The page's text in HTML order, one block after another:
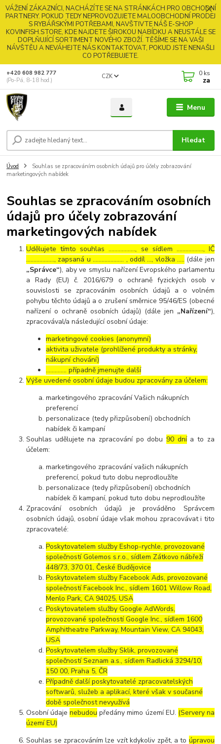
VÁŽENÍ ZÁKAZNÍCI, NACHÁZÍTE SE NA STRÁNKÁCH PRO OBCHODNÍ
PARTNERY. POKUD TEDY NEPROVOZUJETE MALOOBCHODNÍ PRODEJ
S RYBÁŘSKÝMI POTŘEBAMI, NAVŠTIVTE NÁŠ E-SHOP
KOVINFISH.STORE, KDE NAJDETE ŠIROKOU NABÍDKU A NEUSTÁLE SE
DOPLŇUJÍCÍ SORTIMENT NOVÉHO ZBOŽÍ. TĚŠÍME SE NA VAŠI
NÁVŠTĚU A NEVÁHEJTE NÁS KONTAKTOVAT, POKUD JSTE NENAŠLI
CO POTŘEBUJETE.
Menu
CZK
Hledat
+420 608 982 777
(Po-Pá, 8-18 hod.)
0 ks
za
Úvod
Souhlas se zpracováním osobních údajů pro účely zobrazování
marketingových nabídek
Souhlas se zpracováním osobních
údajů pro účely zobrazování
marketingových nabídek
Udělujete tímto souhlas ……………..., se sídlem ………………, IČ
………………., zapsaná u ………………… , oddíl …, vložka ….. (dále jen
„Správce“), aby ve smyslu nařízení Evropského parlamentu
a Rady (EU) č. 2016/679 o ochraně fyzických osob v
souvislosti se zpracováním osobních údajů a o volném
pohybu těchto údajů a o zrušení směrnice 95/46/ES (obecné
nařízení o ochraně osobních údajů) (dále jen „Nařízení“),
zpracovával/a následující osobní údaje:
marketingové cookies (anonymní)
aktivita uživatele (prohlížené produkty a stránky,
nákupní chování)
………….. případně jmenujte další
Výše uvedené osobní údaje budou zpracovány za účelem:
marketingového zpracování Vašich nákupních
preferencí
personalizace (tedy přizpůsobení) obchodních
nabídek či kampaní
Souhlas udělujete na zpracování po dobu 90 dnía to za
účelem:
marketingového zpracování vašich nákupních
preferencí, pokud tuto dobu neprodloužíte
personalizace (tedy přizpůsobení) obchodních
nabídek či kampaní, pokud tuto dobu neprodloužíte
Zpracování osobních údajů je prováděno Správcem
osobních údajů, osobní údaje však mohou zpracovávat i tito
zpracovatelé:
Poskytovatelem služby Eshop-rychle, provozované
společností Golemos s.r.o., sídlem Zátkovo nábřeží
448/73, 370 01, České Budějovice
Poskytovatelem služby Facebook Ads, provozované
společností Facebook Inc., sídlem 1601 Willow Road,
Menlo Park, CA 94025, USA
Poskytovatelem služby Google AdWords,
provozované společností Google Inc., sídlem 1600
Amphitheatre Parkway, Mountain View, CA 94043,
USA
Poskytovatelem služby Sklik, provozované
společností Seznam a.s., sídlem Radlická 3294/10,
150 00, Praha 5, ČR
Případně další poskytovatelé zpracovatelských
softwarů, služeb a aplikací, které však v současné
době společnost nevyužívá
Osobní údajenebudou předány mimo území EU. (Servery na
území EU)
Souhlas se zpracováním lze vzít kdykoliv zpět, a to úpravou